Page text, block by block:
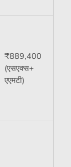
₹889,400
(एसएक्स+
एएमटी)